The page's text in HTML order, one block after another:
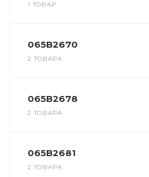
1 ТОВАР
065B2670
2 ТОВАРА
065B2678
2 ТОВАРА
065B2681
2 ТОВАРА